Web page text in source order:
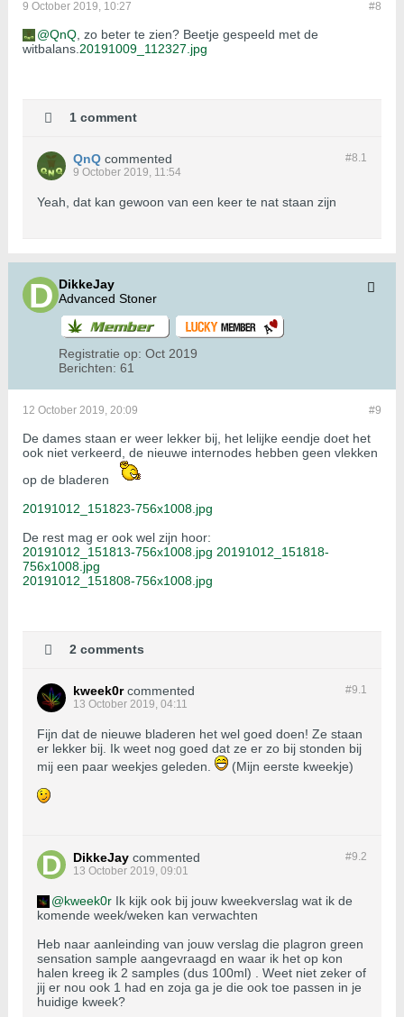
#8
9 October 2019, 10:27
QnQ , zo beter te zien? Beetje gespeeld met de
witbalans. 20191009_112327.jpg
1 comment
#8.1
QnQ commented
9 October 2019, 11:54
Yeah, dat kan gewoon van een keer te nat staan zijn
DikkeJay
Advanced Stoner
Registratie op: Oct 2019
Berichten: 61
#9
12 October 2019, 20:09
De dames staan er weer lekker bij, het lelijke eendje doet het
ook niet verkeerd, de nieuwe internodes hebben geen vlekken
op de bladeren
20191012_151823-756x1008.jpg
De rest mag er ook wel zijn hoor:
20191012_151813-756x1008.jpg 20191012_151818-
756x1008.jpg
20191012_151808-756x1008.jpg
2 comments
#9.1
kweek0r commented
13 October 2019, 04:11
Fijn dat de nieuwe bladeren het wel goed doen! Ze staan
er lekker bij. Ik weet nog goed dat ze er zo bij stonden bij
mij een paar weekjes geleden.
(Mijn eerste kweekje)
#9.2
DikkeJay commented
13 October 2019, 09:01
kweek0r Ik kijk ook bij jouw kweekverslag wat ik de
komende week/weken kan verwachten
Heb naar aanleinding van jouw verslag die plagron green
sensation sample aangevraagd en waar ik het op kon
halen kreeg ik 2 samples (dus 100ml) . Weet niet zeker of
jij er nou ook 1 had en zoja ga je die ook toe passen in je
huidige kweek?